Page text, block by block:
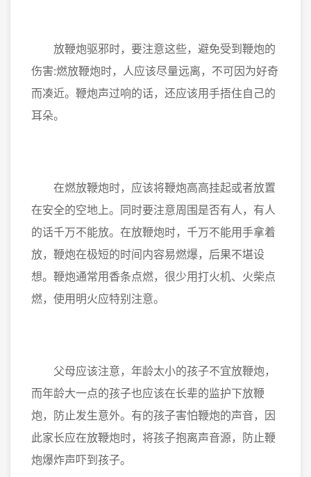
放鞭炮驱邪时，要注意这些，避免受到鞭炮的
伤害:燃放鞭炮时，人应该尽量远离，不可因为好奇
而凑近。鞭炮声过响的话，还应该用手捂住自己的
耳朵。
在燃放鞭炮时，应该将鞭炮高高挂起或者放置
在安全的空地上。同时要注意周围是否有人，有人
的话千万不能放。在放鞭炮时，千万不能用手拿着
放，鞭炮在极短的时间内容易燃爆，后果不堪设
想。鞭炮通常用香条点燃，很少用打火机、火柴点
燃，使用明火应特别注意。
父母应该注意，年龄太小的孩子不宜放鞭炮，
而年龄大一点的孩子也应该在长辈的监护下放鞭
炮，防止发生意外。有的孩子害怕鞭炮的声音，因
此家长应在放鞭炮时，将孩子抱离声音源，防止鞭
炮爆炸声吓到孩子。